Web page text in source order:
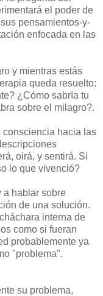
el poder de
pensamientos-y-
enfocada en las
y mientras estás
queda resuelto:
¿Cómo sabría tu
sobre el milagro?.
consciencia hacia las
oirá, y sentirá. Si
lo que vivenció?
a hablar sobre
de una solución.
interna de
como si fueran
probablemente ya
"problema".
su problema,